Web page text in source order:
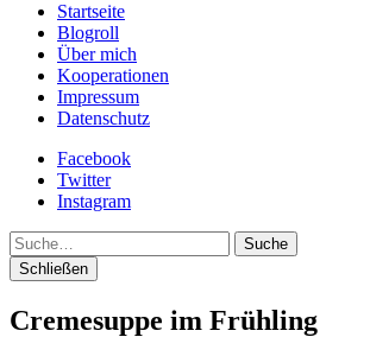
Startseite
Blogroll
Über mich
Kooperationen
Impressum
Datenschutz
Facebook
Twitter
Instagram
Suche
Schließen
Cremesuppe im Frühling